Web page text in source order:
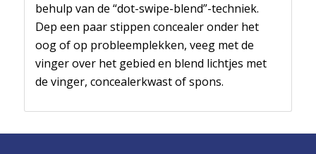
behulp van de “dot-swipe-blend”-techniek.
Dep een paar stippen concealer onder het
oog of op probleemplekken, veeg met de
vinger over het gebied en blend lichtjes met
de vinger, concealerkwast of spons.